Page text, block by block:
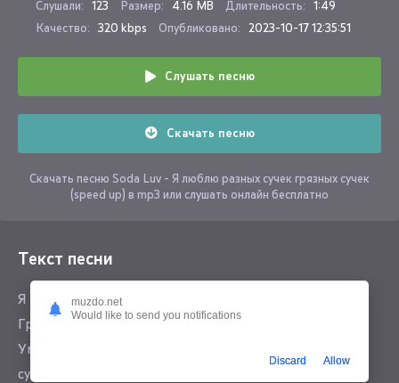
Слушали: 123 Размер: 4.16 MB Длительность: 1:49
Качество: 320 kbps Опубликовано: 2023-10-17 12:35:51
Слушать песню
Скачать песню
Скачать песню Soda Luv - Я люблю разных сучек грязных сучек
(speed up) в mp3 или слушать онлайн бесплатно
Текст песни
Я люблю разных сучек:
Грязных сучек, белых сучек, чёрных сучек
Умных, глупых и неадекватных сучек (Неадекватных
сучек)
muzdo.net
Would like to send you notifications
Discard Allow